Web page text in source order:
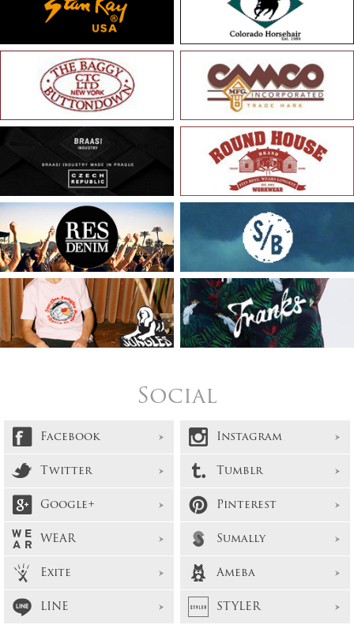
Social
Facebook
Instagram
Twitter
Tumblr
Google+
Pinterest
WEAR
Sumally
Exite
Ameba
LINE
STYLER